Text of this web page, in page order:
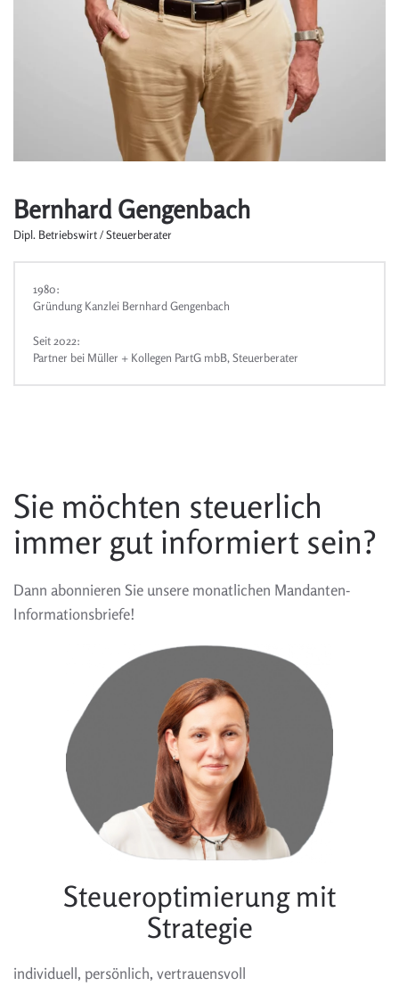
Bernhard Gengenbach
Dipl. Betriebswirt / Steuerberater
1980:
Gründung Kanzlei Bernhard Gengenbach
Seit 2022:
Partner bei Müller + Kollegen PartG mbB, Steuerberater
Sie möchten steuerlich
immer gut informiert sein?
Dann abonnieren Sie unsere monatlichen Mandanten-
Informationsbriefe!
Steueroptimierung mit
Strategie
individuell, persönlich, vertrauensvoll